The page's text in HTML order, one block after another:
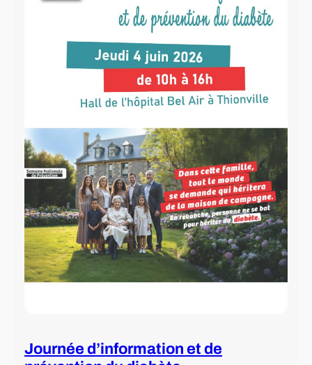
Journée d’information et de